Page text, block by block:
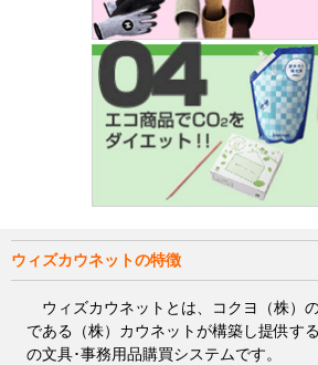
ウィズカウネットの特徴
ウィズカウネットとは、コクヨ（株）
である（株）カウネットが構築し提供す
の文具･事務用品購買システムです。